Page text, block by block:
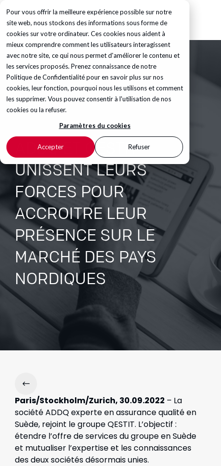
Pour vous offrir la meilleure expérience possible sur notre
site web, nous stockons des informations sous forme de
cookies sur votre ordinateur. Ces cookies nous aident à
mieux comprendre comment les utilisateurs interagissent
avec notre site, ce qui nous permet d'améliorer le contenu et
les services proposés. Prenez connaissance de notre
Politique de Confidentialitépour en savoir plus sur nos
cookies, leur fonction, pourquoi nous les utilisons et comment
les supprimer. Vous pouvez consentir à l'utilisation de nos
cookies ou la refuser.
Paramètres du cookies
Accepter Refuser
ADDQ ET QESTIT
UNISSENT LEURS
FORCES POUR
ACCROITRE LEUR
PRÉSENCE SUR LE
MARCHÉ DES PAYS
NORDIQUES
Paris/Stockholm/Zurich, 30.09.2022 – La
société ADDQ experte en assurance qualité en
Suède, rejoint le groupe QESTIT. L’objectif :
étendre l’offre de services du groupe en Suède
et mutualiser l’expertise et les connaissances
des deux sociétés désormais unies.